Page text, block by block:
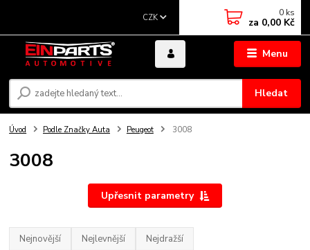
Menu
CZK
Hledat
0 ks
za 0,00 Kč
Úvod Podle Značky Auta Peugeot 3008
3008
Upřesnit parametry
Nejnovější Nejlevnější Nejdražší